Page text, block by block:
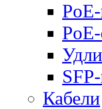
Кабели